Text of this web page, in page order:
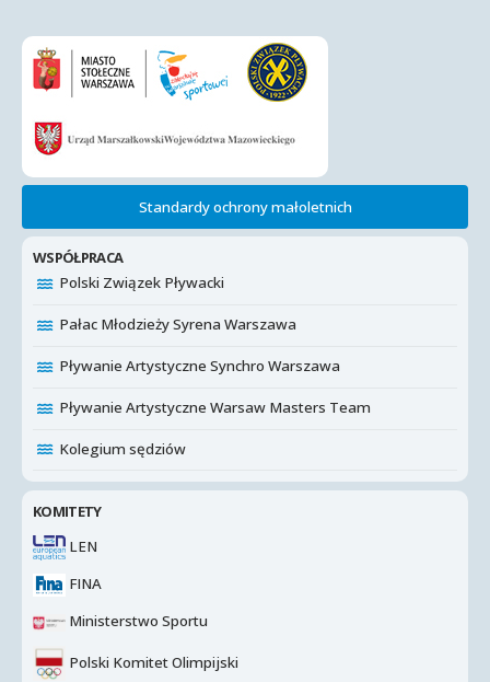
Standardy ochrony małoletnich
WSPÓŁPRACA
Polski Związek Pływacki
Pałac Młodzieży Syrena Warszawa
Pływanie Artystyczne Synchro Warszawa
Pływanie Artystyczne Warsaw Masters Team
Kolegium sędziów
KOMITETY
LEN
FINA
Ministerstwo Sportu
Polski Komitet Olimpijski